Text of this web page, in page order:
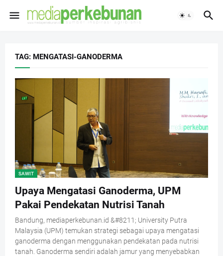
TAG: MENGATASI-GANODERMA
SAWIT
Upaya Mengatasi Ganoderma, UPM
Pakai Pendekatan Nutrisi Tanah
Bandung, mediaperkebunan.id &#8211; University Putra
Malaysia (UPM) temukan strategi sebagai upaya mengatasi
ganoderma dengan menggunakan pendekatan pada nutrisi
tanah. Ganoderma sendiri adalah jamur yang menyebabkan